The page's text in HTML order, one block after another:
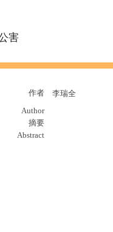
害
作者
李瑞全
Author
摘要
Abstract